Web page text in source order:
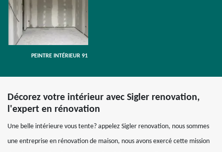
PEINTRE INTÉRIEUR 91
Décorez votre intérieur avec Sigler renovation,
l'expert en rénovation
Une belle intérieure vous tente? appelez Sigler renovation, nous sommes
une entreprise en rénovation de maison, nous avons exercé cette mission